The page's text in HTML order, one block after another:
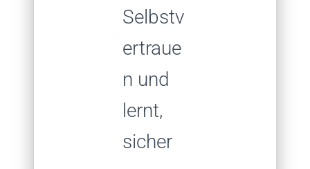
Selbstv
ertraue
n und
lernt,
sicher